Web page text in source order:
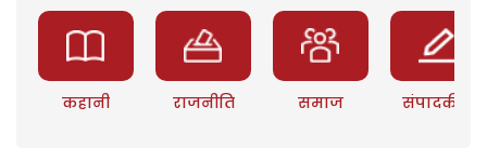
कहानी राजनीति समाज संपादकीय